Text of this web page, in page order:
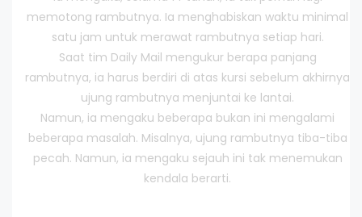
memotong rambutnya. Ia menghabiskan waktu minimal
satu jam untuk merawat rambutnya setiap hari.
Saat tim Daily Mail mengukur berapa panjang
rambutnya, ia harus berdiri di atas kursi sebelum akhirnya
ujung rambutnya menjuntai ke lantai.
Namun, ia mengaku beberapa bukan ini mengalami
beberapa masalah. Misalnya, ujung rambutnya tiba-tiba
pecah. Namun, ia mengaku sejauh ini tak menemukan
kendala berarti.